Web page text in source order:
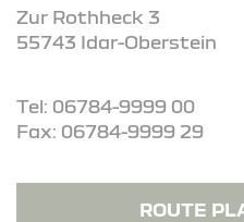
Zur Rothheck 3
55743 Idar-Oberstein
Tel: 06784-9999 00
Fax: 06784-9999 29
ROUTE